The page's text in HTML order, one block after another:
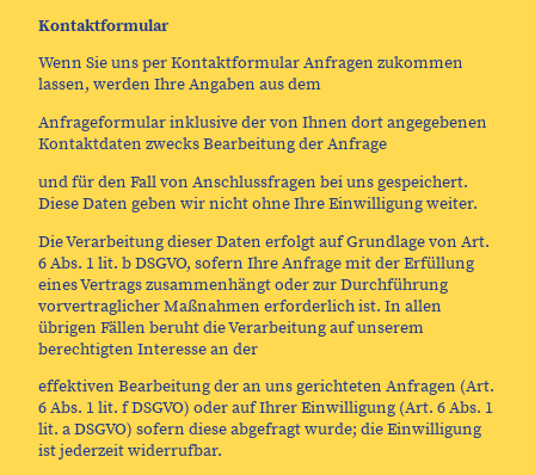
Kontaktformular
Wenn Sie uns per Kontaktformular Anfragen zukommen
lassen, werden Ihre Angaben aus dem
Anfrageformular inklusive der von Ihnen dort angegebenen
Kontaktdaten zwecks Bearbeitung der Anfrage
und für den Fall von Anschlussfragen bei uns gespeichert.
Diese Daten geben wir nicht ohne Ihre Einwilligung weiter.
Die Verarbeitung dieser Daten erfolgt auf Grundlage von Art.
6 Abs. 1 lit. b DSGVO, sofern Ihre Anfrage mit der Erfüllung
eines Vertrags zusammenhängt oder zur Durchführung
vorvertraglicher Maßnahmen erforderlich ist. In allen
übrigen Fällen beruht die Verarbeitung auf unserem
berechtigten Interesse an der
effektiven Bearbeitung der an uns gerichteten Anfragen (Art.
6 Abs. 1 lit. f DSGVO) oder auf Ihrer Einwilligung (Art. 6 Abs. 1
lit. a DSGVO) sofern diese abgefragt wurde; die Einwilligung
ist jederzeit widerrufbar.